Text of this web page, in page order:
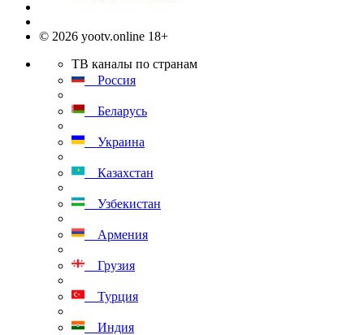
© 2026 yootv.online 18+
ТВ каналы по странам
Россия
Беларусь
Украина
Казахстан
Узбекистан
Армения
Грузия
Турция
Индия